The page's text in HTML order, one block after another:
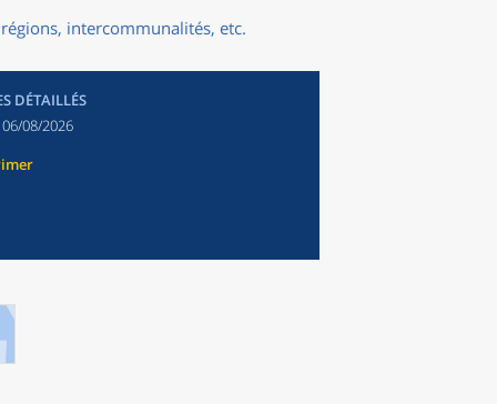
intercommunalités, etc.
DÉTAILLÉS
06/08/2026